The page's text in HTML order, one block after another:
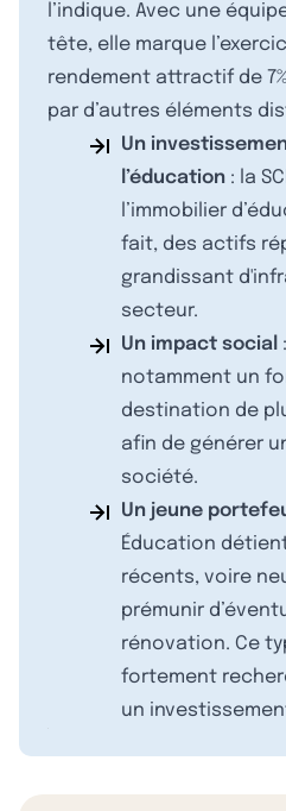
l’indique. Avec une
tête, elle marque
rendement attractif de
par d’autres éléments
Un
l’éducation : la
l’immobilier
fait, des actifs
grandissant
secteur.
Un impact social
notamment un
destination de
afin de générer
société.
Un jeune
Éducation
récents, voire
prémunir
rénovation. Ce
fortement
un